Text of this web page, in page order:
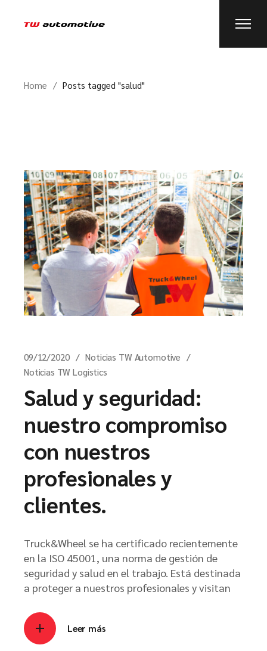
Home Posts tagged "salud"
09/12/2020
Noticias TW Automotive
Noticias TW Logistics
Salud y seguridad:
nuestro compromiso
con nuestros
profesionales y
clientes.
Truck&Wheel se ha certificado recientemente
en la ISO 45001, una norma de gestión de
seguridad y salud en el trabajo. Está destinada
a proteger a nuestros profesionales y visitan
Leer más